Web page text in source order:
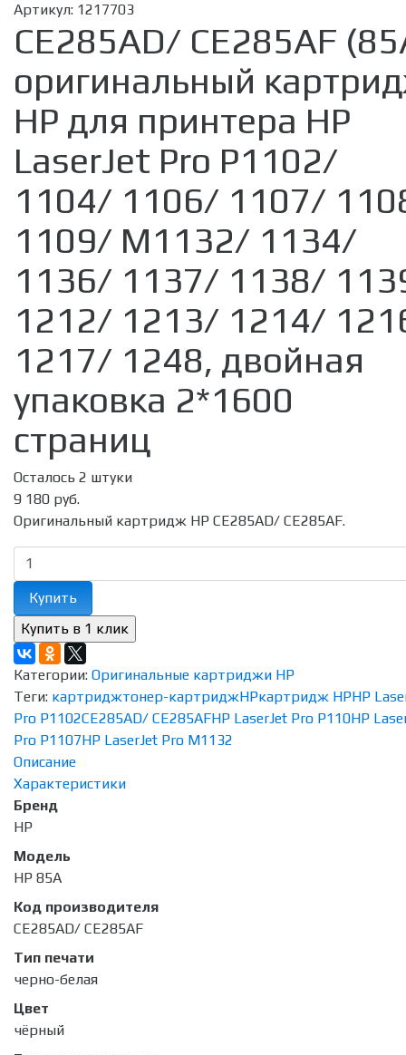
Артикул: 1217703
CE285AD/ CE285AF
оригинальный
HP для принтера HP
LaserJet Pro P1102/
1104/ 1106/ 1107/
1109/ M1132/ 1134/
1136/ 1137/ 1138/
1212/ 1213/ 1214/
1217/ 1248, двойная
упаковка 2*1600
страниц
Осталось 2 штуки
9 180 руб.
Оригинальный картридж HP CE285AD/ CE285AF.
Купить
Категории: Оригинальные картриджи HP
Теги: картриджтонер-картриджHPкартридж HPHP
Pro P1102CE285AD/ CE285AFHP LaserJet Pro P110HP
Pro P1107HP LaserJet Pro M1132
Описание
Характеристики
Бренд
HP
Модель
HP 85A
Код производителя
CE285AD/ CE285AF
Тип печати
черно-белая
Цвет
чёрный